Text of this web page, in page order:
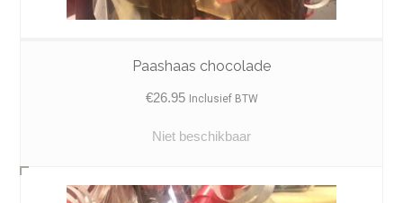
Paashaas chocolade
€26.95 Inclusief BTW
Niet beschikbaar